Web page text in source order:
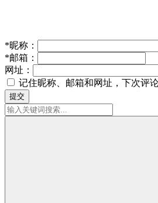
*昵称：
*邮箱：
网址：
记住昵称、邮箱和网址，下次评
提交